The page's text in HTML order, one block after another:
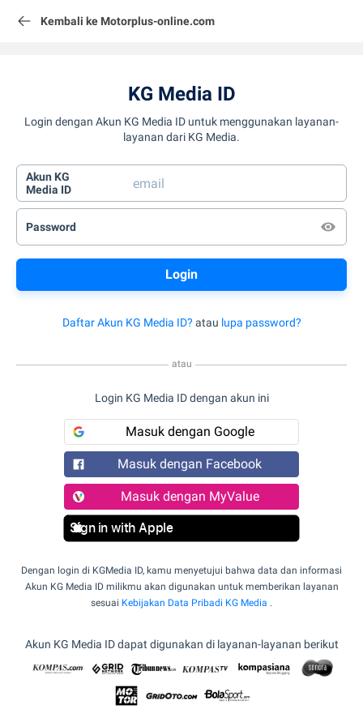
Kembali ke Motorplus-online.com
KG Media ID
Login dengan Akun KG Media ID untuk menggunakan layanan-
layanan dari KG Media.
Akun KG
Media ID
Password
Daftar Akun KG Media ID? atau lupa password?
atau
Login KG Media ID dengan akun ini
Masuk dengan Google
Masuk dengan Facebook
Masuk dengan MyValue
Sign in with Apple
Dengan login di KGMedia ID, kamu menyetujui bahwa data dan informasi
Akun KG Media ID milikmu akan digunakan untuk memberikan layanan
sesuai Kebijakan Data Pribadi KG Media .
Akun KG Media ID dapat digunakan di layanan-layanan berikut